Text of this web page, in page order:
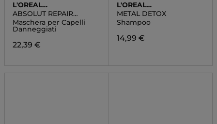
L'OREAL
PROFESSIONNEL
ABSOLUT REPAIR
MOLECULAR
Maschera per Capelli
Danneggiati
22,39 €
L'OREAL
PROFESSIONNEL
METAL DETOX
Shampoo
14,99 €